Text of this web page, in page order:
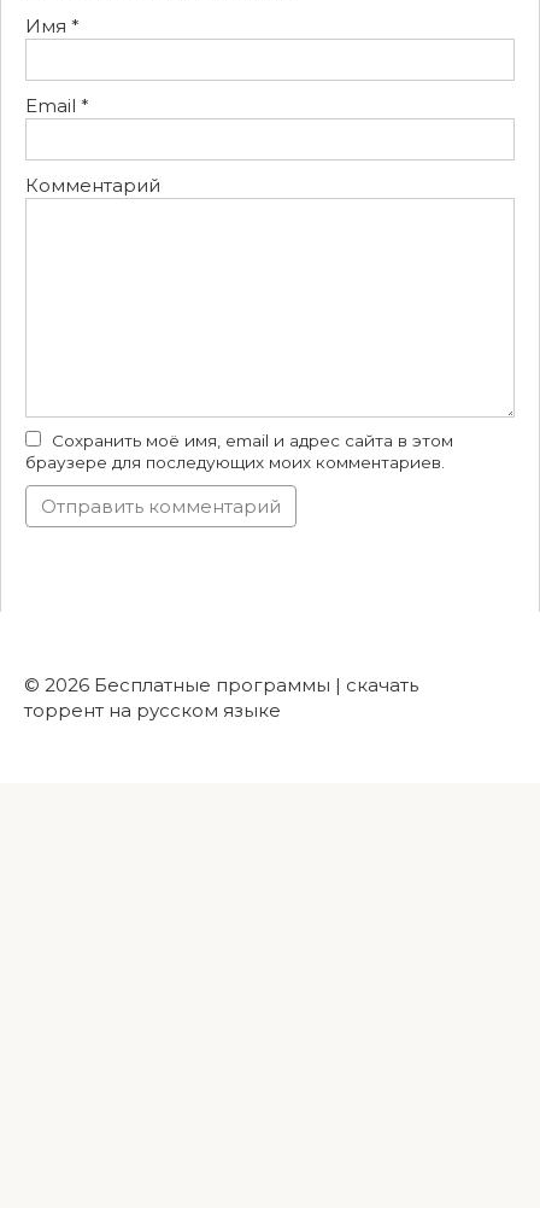
Имя *
Email *
Комментарий
Сохранить моё имя, email и адрес сайта в этом
браузере для последующих моих комментариев.
© 2026 Бесплатные программы | скачать
торрент на русском языке